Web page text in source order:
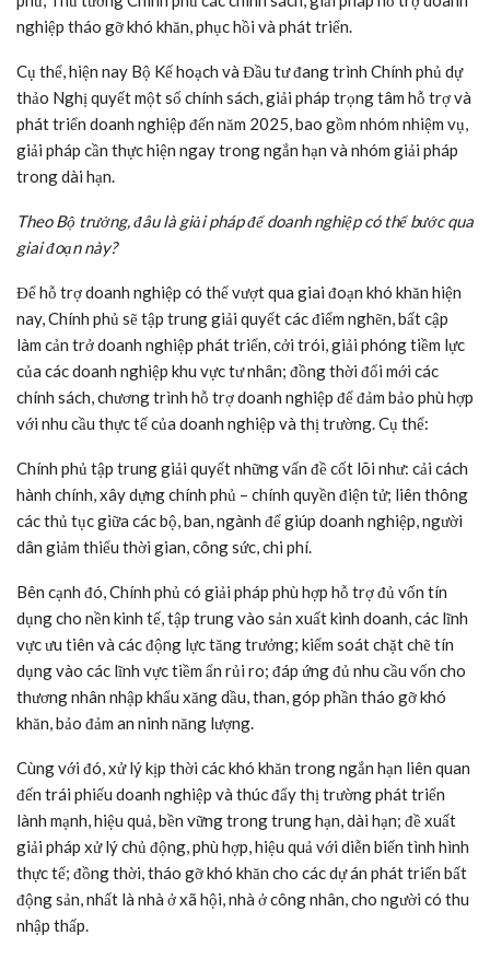
nghiệp tháo gỡ khó khăn, phục hồi và phát triển.
Cụ thể, hiện nay Bộ Kế hoạch và Đầu tư đang trình Chính phủ dự
thảo Nghị quyết một số chính sách, giải pháp trọng tâm hỗ trợ và
phát triển doanh nghiệp đến năm 2025, bao gồm nhóm nhiệm vụ,
giải pháp cần thực hiện ngay trong ngắn hạn và nhóm giải pháp
trong dài hạn.
Theo Bộ trưởng, đâu là giải pháp để doanh nghiệp có thể bước qua
giai đoạn này?
Để hỗ trợ doanh nghiệp có thể vượt qua giai đoạn khó khăn hiện
nay, Chính phủ sẽ tập trung giải quyết các điểm nghẽn, bất cập
làm cản trở doanh nghiệp phát triển, cởi trói, giải phóng tiềm lực
của các doanh nghiệp khu vực tư nhân; đồng thời đổi mới các
chính sách, chương trình hỗ trợ doanh nghiệp để đảm bảo phù hợp
với nhu cầu thực tế của doanh nghiệp và thị trường. Cụ thể:
Chính phủ tập trung giải quyết những vấn đề cốt lõi như: cải cách
hành chính, xây dựng chính phủ – chính quyền điện tử; liên thông
các thủ tục giữa các bộ, ban, ngành để giúp doanh nghiệp, người
dân giảm thiểu thời gian, công sức, chi phí.
Bên cạnh đó, Chính phủ có giải pháp phù hợp hỗ trợ đủ vốn tín
dụng cho nền kinh tế, tập trung vào sản xuất kinh doanh, các lĩnh
vực ưu tiên và các động lực tăng trưởng; kiểm soát chặt chẽ tín
dụng vào các lĩnh vực tiềm ẩn rủi ro; đáp ứng đủ nhu cầu vốn cho
thương nhân nhập khẩu xăng dầu, than, góp phần tháo gỡ khó
khăn, bảo đảm an ninh năng lượng.
Cùng với đó, xử lý kịp thời các khó khăn trong ngắn hạn liên quan
đến trái phiếu doanh nghiệp và thúc đẩy thị trường phát triển
lành mạnh, hiệu quả, bền vững trong trung hạn, dài hạn; đề xuất
giải pháp xử lý chủ động, phù hợp, hiệu quả với diễn biến tình hình
thực tế; đồng thời, tháo gỡ khó khăn cho các dự án phát triển bất
động sản, nhất là nhà ở xã hội, nhà ở công nhân, cho người có thu
nhập thấp.